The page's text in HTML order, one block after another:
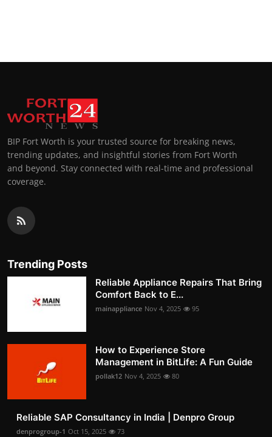
BIP Fort Worth is your trusted source for breaking news,
trending updates, and insightful stories from Fort Worth
and beyond. Stay connected with real-time and professional
coverage.
Trending Posts
Reliable Appliance Repairs That Bring
Comfort Back to E...
mainappliance Nov 4, 2025 95
How to Experience Store
Management in BitLife: A Fun Guide
pollak12 Nov 4, 2025 80
Reliable SAP Consultancy in India | Denpro Group
denprogroup-1 Oct 15, 2025 73